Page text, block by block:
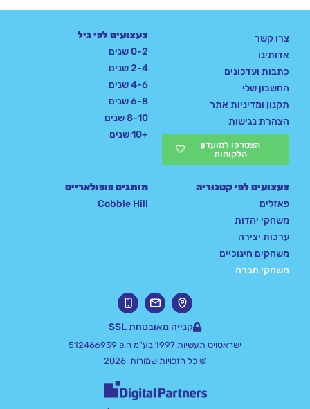
צרו קשר
אדותינו
כתבות ועדכונים
החשבון שלי
תקנון ומדיניות אתר
הצהרת נגישות
הצטרפו למועדון
הלקוחות
צעצועים לפי גיל
0-2 שנים
2-4 שנים
4-6 שנים
6-8 שנים
8-10 שנים
+10 שנים
צעצועים לפי קטגוריה
פאזלים
משחקי יהדות
ערכות יצירה
משחקים חינוכיים
משחקי חברה
מותגים פופולאריים
Cobble Hill
קנייה מאובטחת SSL
ישראטויס תעשיות 1997 בע"מ ח.פ 512466939
© כל הזכויות שמורות 2026